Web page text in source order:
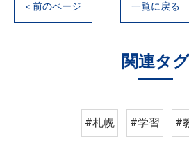
< 前のページ 一覧に戻る
関連タグ
#札幌 #学習 #